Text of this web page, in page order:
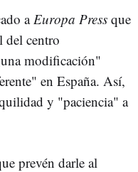
a Europa Press que
del centro
modificación"
en España. Así,
y "paciencia" a
prevén darle al